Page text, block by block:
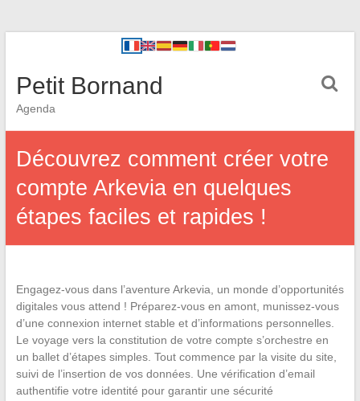
Petit Bornand
Agenda
Découvrez comment créer votre
compte Arkevia en quelques
étapes faciles et rapides !
Engagez-vous dans l’aventure Arkevia, un monde d’opportunités
digitales vous attend ! Préparez-vous en amont, munissez-vous
d’une connexion internet stable et d’informations personnelles.
Le voyage vers la constitution de votre compte s’orchestre en
un ballet d’étapes simples. Tout commence par la visite du site,
suivi de l’insertion de vos données. Une vérification d’email
authentifie votre identité pour garantir une sécurité